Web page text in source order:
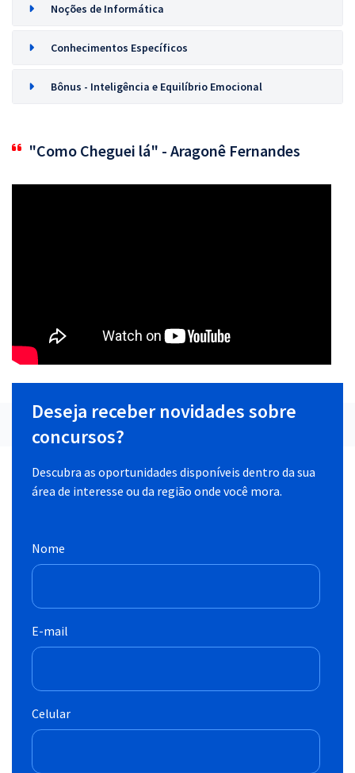
Noções de Informática
Conhecimentos Específicos
Bônus - Inteligência e Equilíbrio Emocional
"Como Cheguei lá" - Aragonê Fernandes
Deseja receber novidades sobre
concursos?
Descubra as oportunidades disponíveis dentro da sua
área de interesse ou da região onde você mora.
Nome
E-mail
Celular